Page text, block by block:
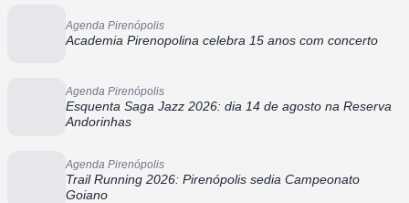
Agenda Pirenópolis
Academia Pirenopolina celebra 15 anos com concerto
Agenda Pirenópolis
Esquenta Saga Jazz 2026: dia 14 de agosto na Reserva
Andorinhas
Agenda Pirenópolis
Trail Running 2026: Pirenópolis sedia Campeonato
Goiano